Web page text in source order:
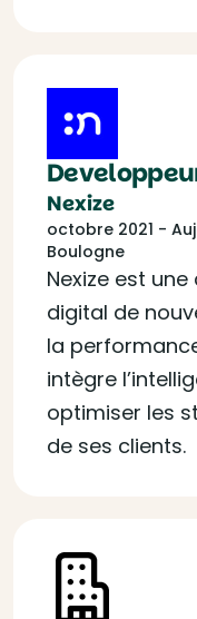
Nexize
octobre 2021 -
Boulogne
Nexize est
digital de
la
intègre
optimiser les
de ses clients.